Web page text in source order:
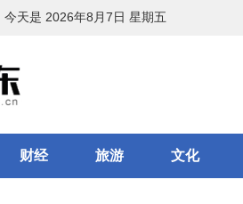
今天是 2026年8月7日 星期五
财经 旅游 文化